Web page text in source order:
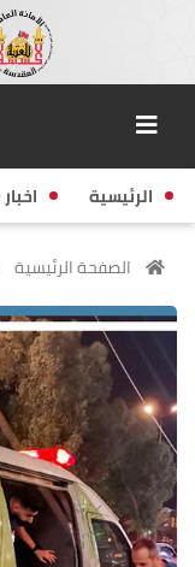
الرئيسية
الصفحة الرئيسية